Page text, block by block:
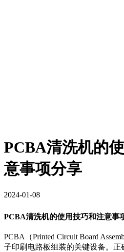
PCBA清洗机的
意事项分享
2024-01-08
PCBA清洗机的使用技巧和注意事
PCBA（Printed Circuit Board
子印刷电路板组装的关键设备。